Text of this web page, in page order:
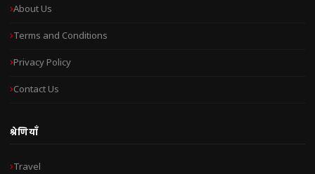
About Us
Terms and Conditions
Privacy Policy
Contact Us
श्रेणियाँ
Travel